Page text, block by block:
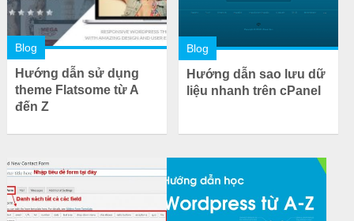
Blog
Hướng dẫn sử dụng
theme Flatsome từ A
đến Z
Blog
Hướng dẫn sao lưu dữ
liệu nhanh trên cPanel